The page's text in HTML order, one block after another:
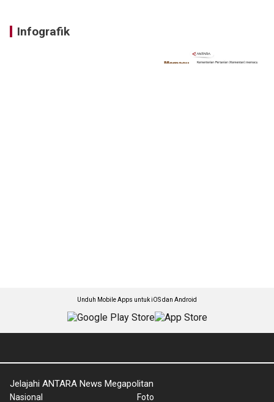
Infografik
Unduh Mobile Apps untuk iOS dan Android
Jelajahi ANTARA News Megapolitan
Nasional Foto